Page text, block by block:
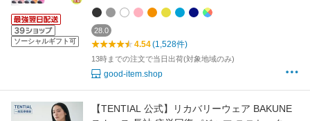
ソーシャルギフト可
28cm 3足
28.0
4.54(1,528件)
13時までの注文で当日出荷(対象地域のみ)
good-item.shop
【TENTIAL 公式】リカバリーウェア BAKUNE